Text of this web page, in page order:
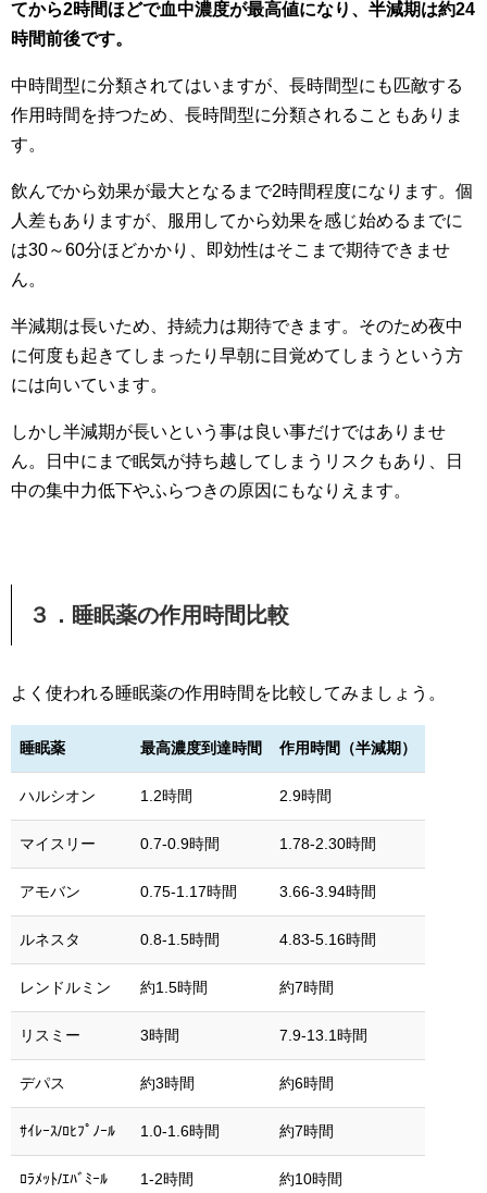
てから2時間ほどで血中濃度が最高値になり、半減期は約24
時間前後です。
中時間型に分類されてはいますが、長時間型にも匹敵する
作用時間を持つため、長時間型に分類されることもありま
す。
飲んでから効果が最大となるまで2時間程度になります。個
人差もありますが、服用してから効果を感じ始めるまでに
は30～60分ほどかかり、即効性はそこまで期待できませ
ん。
半減期は長いため、持続力は期待できます。そのため夜中
に何度も起きてしまったり早朝に目覚めてしまうという方
には向いています。
しかし半減期が長いという事は良い事だけではありませ
ん。日中にまで眠気が持ち越してしまうリスクもあり、日
中の集中力低下やふらつきの原因にもなりえます。
３．睡眠薬の作用時間比較
よく使われる睡眠薬の作用時間を比較してみましょう。
睡眠薬 最高濃度到達時間 作用時間（半減期）
ハルシオン 1.2時間 2.9時間
マイスリー 0.7-0.9時間 1.78-2.30時間
アモバン 0.75-1.17時間 3.66-3.94時間
ルネスタ 0.8-1.5時間 4.83-5.16時間
レンドルミン 約1.5時間 約7時間
リスミー 3時間 7.9-13.1時間
デパス 約3時間 約6時間
ｻｲﾚｰｽ/ﾛﾋﾌﾟﾉｰﾙ 1.0-1.6時間 約7時間
ﾛﾗﾒｯﾄ/ｴﾊﾞﾐｰﾙ 1-2時間 約10時間